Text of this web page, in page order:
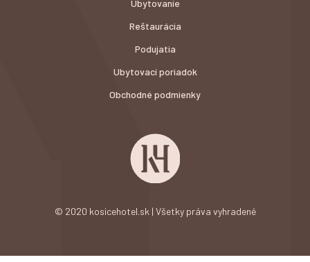
Ubytovanie
Reštaurácia
Podujatia
Ubytovací poriadok
Obchodné podmienky
© 2020 kosicehotel.sk | Všetky práva vyhradené